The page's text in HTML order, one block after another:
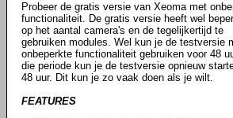
Probeer de gratis versie van Xeoma met
functionaliteit. De gratis versie heeft wel
op het aantal camera's en de tegelijkertijd te
gebruiken modules. Wel kun je de testversie
onbeperkte functionaliteit gebruiken voor 48
die periode kun je de testversie opnieuw
48 uur. Dit kun je zo vaak doen als je wilt.
FEATURES